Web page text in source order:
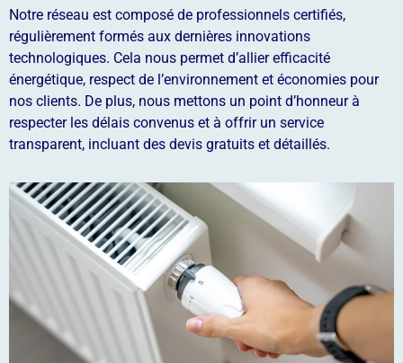
Notre réseau est composé de professionnels certifiés,
régulièrement formés aux dernières innovations
technologiques. Cela nous permet d’allier efficacité
énergétique, respect de l’environnement et économies pour
nos clients. De plus, nous mettons un point d’honneur à
respecter les délais convenus et à offrir un service
transparent, incluant des devis gratuits et détaillés.